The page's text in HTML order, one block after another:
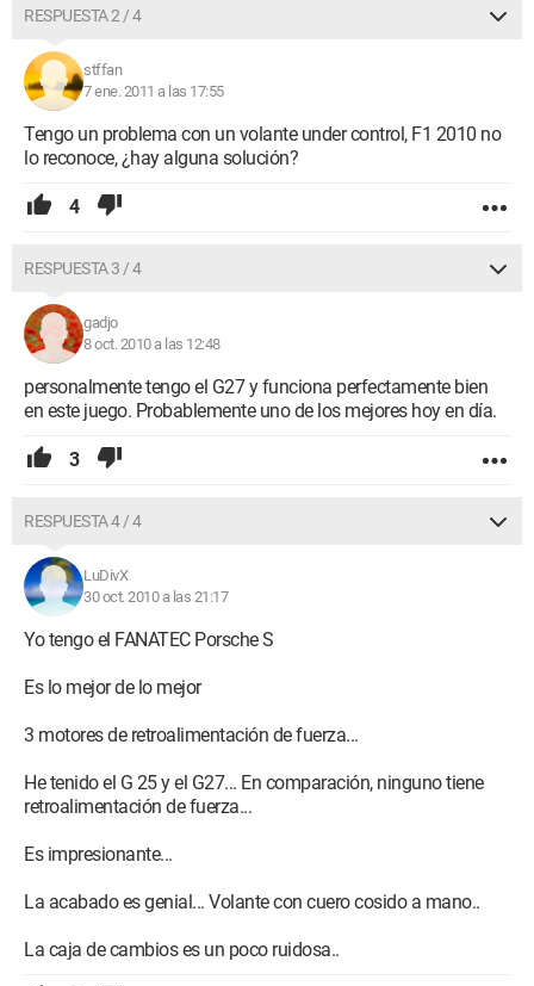
RESPUESTA 2 / 4
stffan
7 ene. 2011 a las 17:55
Tengo un problema con un volante under control, F1 2010 no
lo reconoce, ¿hay alguna solución?
4
RESPUESTA 3 / 4
gadjo
8 oct. 2010 a las 12:48
personalmente tengo el G27 y funciona perfectamente bien
en este juego. Probablemente uno de los mejores hoy en día.
3
RESPUESTA 4 / 4
LuDivX
30 oct. 2010 a las 21:17
Yo tengo el FANATEC Porsche S
Es lo mejor de lo mejor
3 motores de retroalimentación de fuerza...
He tenido el G 25 y el G27... En comparación, ninguno tiene
retroalimentación de fuerza...
Es impresionante...
La acabado es genial... Volante con cuero cosido a mano..
La caja de cambios es un poco ruidosa..